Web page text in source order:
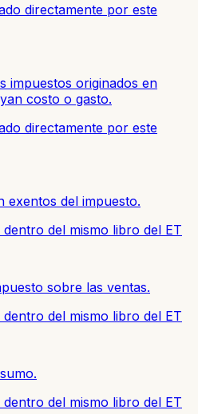
directamente por este
impuestos originados en
costo o gasto.
directamente por este
exentos del impuesto.
dentro del mismo libro del ET
sobre las ventas.
dentro del mismo libro del ET
dentro del mismo libro del ET